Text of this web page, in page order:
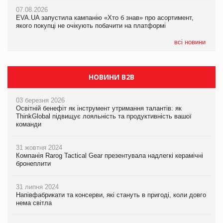
07.08.2026
EVA.UA запустила кампанію «Хто б знав» про асортимент,
якого покупці не очікують побачити на платформі
всі новини
05.08.2026
Мережа супермаркетів VARUS купує мережу магазинів
НОВИНИ B2B
03 березня 2026
Освітній бенефіт як інструмент утримання талантів: як
ThinkGlobal підвищує лояльність та продуктивність вашої
команди
31 жовтня 2024
Компанія Rarog Tactical Gear презентувала надлегкі керамічні
бронеплити
31 липня 2024
Напівфабрикати та консерви, які стануть в пригоді, коли довго
нема світла